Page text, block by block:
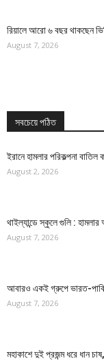
রিয়ালে আরো ৬ বছর থাকছেন
August 7, 2026
সবচেয়ে পঠিত
ইরানে হামলার পরিকল্পনা বাতিল
August 2, 2026
থাইল্যান্ডে স্কুলে গুলি :
August 7, 2026
আবারও একই গ্রুপে ভারত-
August 7, 2026
মহাকাশে দুই প্রজন্ম ধরে ধান